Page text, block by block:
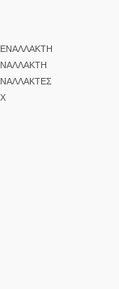
ΕΝΑΛΛΑΚΤΗ